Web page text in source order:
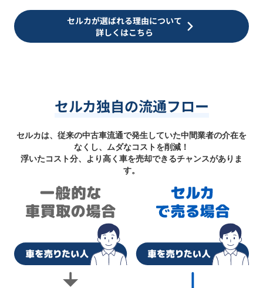
セルカが選ばれる理由について
詳しくはこちら
セルカ独自の流通フロー
セルカは、従来の中古車流通で発生していた中間業者の介在を
なくし、ムダなコストを削減！
浮いたコスト分、より高く車を売却できるチャンスがありま
す。